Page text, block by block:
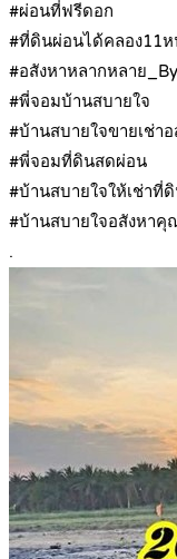
#ผ่อนที่ฟรีดอก
#ที่ดินผ่อนได้คลอง11ห
#อสังหาหลากหลาย
#พี่จอมบ้านสบายใจ
#บ้านสบายใจขายเช่าอ
#พี่จอมที่ดินสดผ่อน
#บ้านสบายใจให้เช่าที่
#บ้านสบายใจอสังหาคุ
.